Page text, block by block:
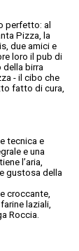
perfetto: al
Pizza, la
due amici e
loro il pub di
della birra
- il cibo che
fatto di cura,
tecnica e
e una
l’aria,
gustosa della
croccante,
laziali,
Roccia.